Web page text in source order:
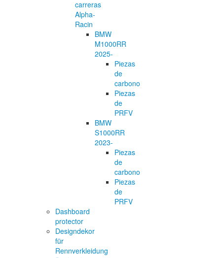
carreras
Alpha-
Racin
BMW
M1000RR
2025-
Piezas
de
carbono
Piezas
de
PRFV
BMW
S1000RR
2023-
Piezas
de
carbono
Piezas
de
PRFV
Dashboard
protector
Designdekor
für
Rennverkleidung